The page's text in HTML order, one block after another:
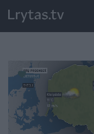
Paremkite Ukrainą